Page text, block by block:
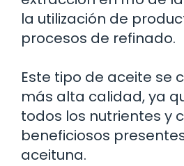
la utilización de
procesos de refinado.
Este tipo de aceite se
más alta calidad, ya
todos los nutrientes y
beneficiosos
aceituna.